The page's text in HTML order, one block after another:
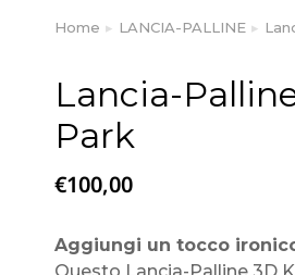
Tu sei qui:
Home LANCIA-PALLINE
Lancia-
Park
€100,00
Aggiungi un tocco